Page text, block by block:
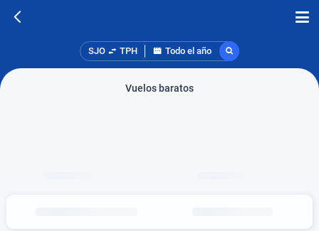
SJO TPH Todo el año
Vuelos baratos